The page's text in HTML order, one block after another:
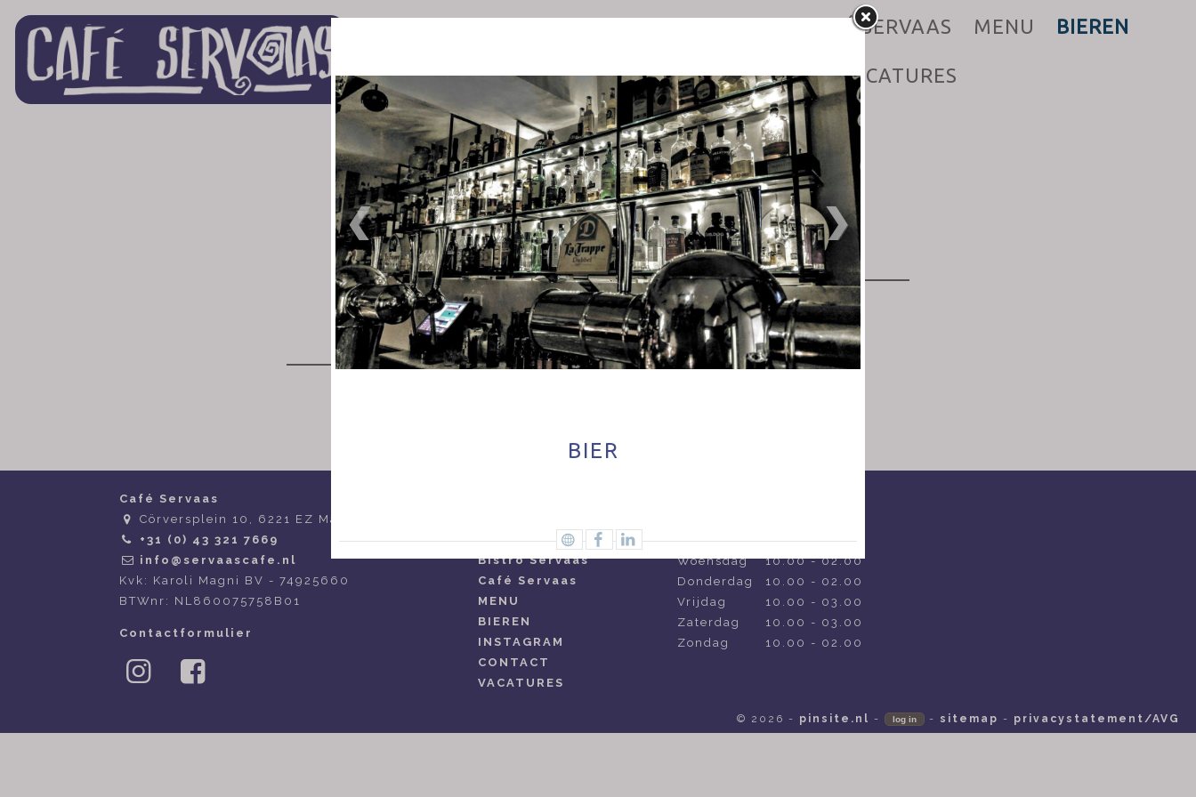
CAFÉ SERVAAS MENU BIEREN
INSTAGRAM CONTACT VACATURES
BIER
Café Servaas
Cörversplein 10, 6221 EZ Maastricht
+31 (0) 43 321 7669
info@servaascafe.nl
Kvk: Karoli Magni BV - 74925660
BTWnr: NL860075758B01
Contactformulier
OVER ONS
Bistro Servaas
Café Servaas
MENU
BIEREN
INSTAGRAM
CONTACT
VACATURES
Dinsdag
10.00 - 02.00
Woensdag
10.00 - 02.00
Donderdag
10.00 - 02.00
Vrijdag
10.00 - 03.00
Zaterdag
10.00 - 03.00
Zondag
10.00 - 02.00
© 2026 - pinsite.nl - - sitemap - privacystatement/AVG